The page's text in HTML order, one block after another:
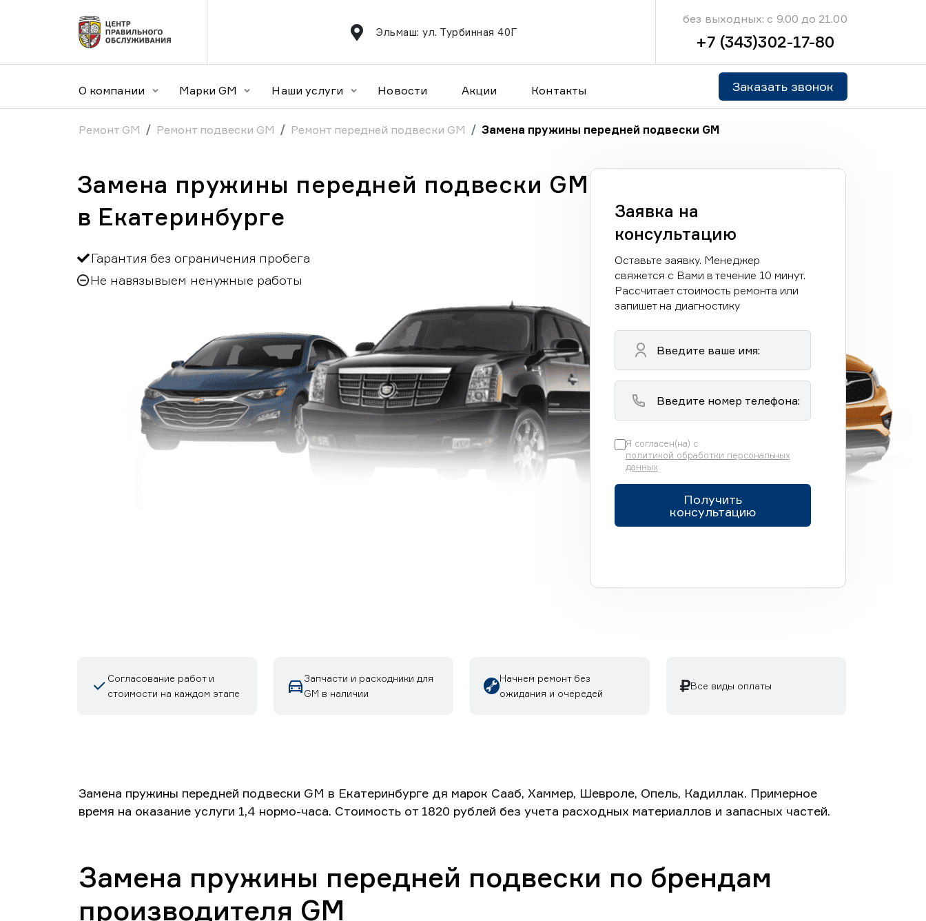
Эльмаш: ул. Турбинная 40Г
без выходных: с 9.00 до 21.00
+7 (343)302-17-80
О компании Марки GM Наши услуги Новости Акции Контакты Заказать звонок
Ремонт GM Ремонт подвески GM Ремонт передней подвески GM Замена пружины передней подвески GM
Замена пружины передней подвески GM
в Екатеринбурге
Гарантия без ограничения пробега
Не навязывыем ненужные работы
Заявка на
консультацию
Оставьте заявку. Менеджер
свяжется с Вами в течение 10 минут.
Рассчитает стоимость ремонта или
запишет на диагностику
Я согласен(на) с
политикой обработки персональных
данных
Получить
консультацию
Согласование работ и
стоимости на каждом этапе
Запчасти и расходники для
GM в наличии
Начнем ремонт без
ожидания и очередей
Все виды оплаты
Замена пружины передней подвески GM в Екатеринбурге дя марок Сааб, Хаммер, Шевроле, Опель, Кадиллак. Примерное
время на оказание услуги 1,4 нормо-часа. Стоимость от 1820 рублей без учета расходных материаллов и запасных частей.
Замена пружины передней подвески по брендам
производителя GM